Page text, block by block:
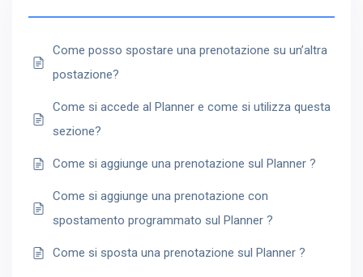
Come posso spostare una prenotazione su un’altra
postazione?
Come si accede al Planner e come si utilizza questa
sezione?
Come si aggiunge una prenotazione sul Planner ?
Come si aggiunge una prenotazione con
spostamento programmato sul Planner ?
Come si sposta una prenotazione sul Planner ?